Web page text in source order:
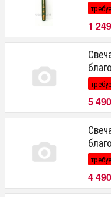
1 249
5 490
4 490